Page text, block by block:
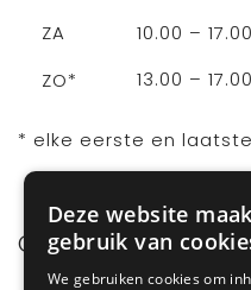
ZA
10.00 –
ZO*
13.00 –
* elke eerste en
CONTACT
Deze website
gebruik van
We gebruiken cookies om